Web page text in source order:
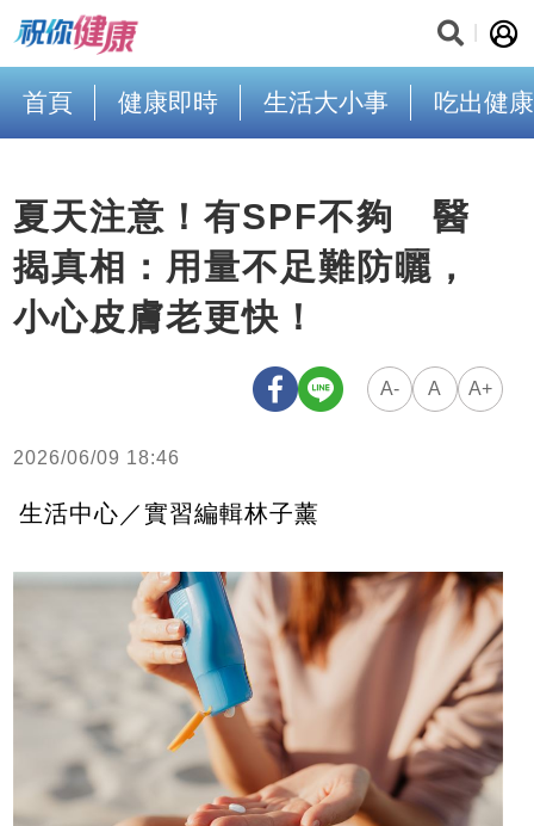
首頁 健康即時 生活大小事 吃出健康
夏天注意！有SPF不夠 醫
揭真相：用量不足難防曬，
小心皮膚老更快！
A- A A+
2026/06/09 18:46
生活中心／實習編輯林子薰